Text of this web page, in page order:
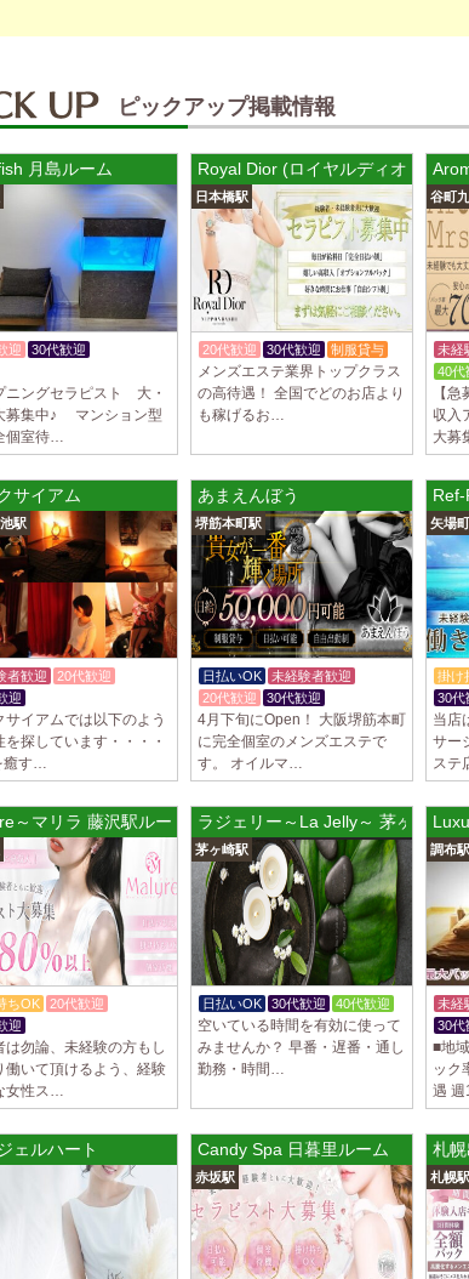
ピックアップ掲載情報
月島ルーム
迎
30代歓迎
ニングセラピスト 大・
募集中♪ マンション型
個室待…
Royal Dior (ロイヤルディオール)
日本橋駅
20代歓迎 30代歓迎 制服貸与
メンズエステ業界トップクラス
の高待遇！ 全国でどのお店より
も稼げるお…
谷町
未経
40代
【
収入
大募
サイアム
駅
者歓迎
20代歓迎
迎
サイアムでは以下のよう
を探しています・・・・
癒す…
あまえんぼう
堺筋本町駅
日払いOK
未経験者歓迎
20代歓迎
30代歓迎
4月下旬にOpen！ 大阪堺筋本町
に完全個室のメンズエステで
す。 オイルマ…
Ref-
矢場
掛け
30代
当店
サー
ステ
～マリラ 藤沢駅ルーム
ちOK
20代歓迎
迎
は勿論、未経験の方もし
働いて頂けるよう、経験
女性ス…
ラジェリー～La Jelly～ 茅ヶ崎ルー
茅ヶ崎駅
日払いOK 30代歓迎 40代歓迎
空いている時間を有効に使って
みませんか？ 早番・遅番・通し
勤務・時間…
調布駅
未経
30代
■地
ック
遇 週
ェルハート Candy Spa 日暮里ルーム
赤坂駅
札幌
札幌駅